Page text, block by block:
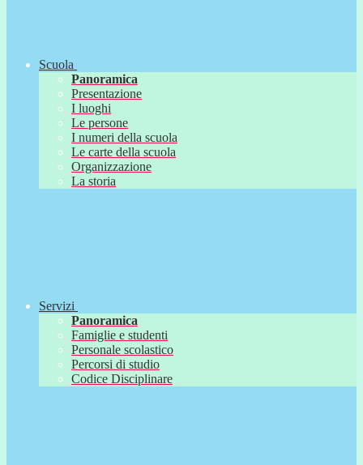
Scuola
Panoramica
Presentazione
I luoghi
Le persone
I numeri della scuola
Le carte della scuola
Organizzazione
La storia
Servizi
Panoramica
Famiglie e studenti
Personale scolastico
Percorsi di studio
Codice Disciplinare